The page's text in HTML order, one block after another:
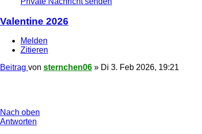
Valentine 2026
Melden
Zitieren
Beitrag von sternchen06 » Di 3. Feb 2026, 19:21
Nach oben
Antworten